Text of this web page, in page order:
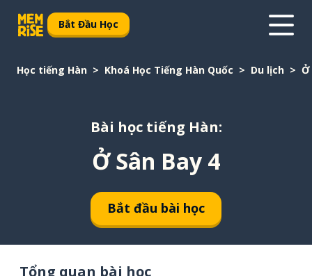
Bắt Đầu Học
Học tiếng Hàn Khoá Học Tiếng Hàn Quốc Du lịch Ở
Bài học tiếng Hàn:
Ở Sân Bay 4
Bắt đầu bài học
Tổng quan bài học